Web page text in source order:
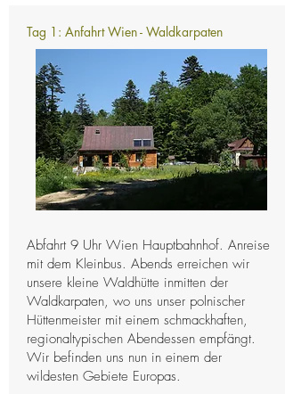
Tag 1: Anfahrt Wien - Waldkarpaten
Abfahrt 9 Uhr Wien Hauptbahnhof. Anreise
mit dem Kleinbus. Abends erreichen wir
unsere kleine Waldhütte inmitten der
Waldkarpaten, wo uns unser polnischer
Hüttenmeister mit einem schmackhaften,
regionaltypischen Abendessen empfängt.
Wir befinden uns nun in einem der
wildesten Gebiete Europas.